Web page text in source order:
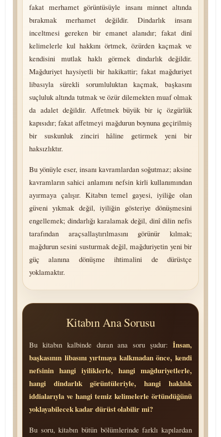
fakat merhamet görüntüsüyle insanı minnet altında
bırakmak merhamet değildir. Dindarlık insanı
inceltmesi gereken bir emanet alanıdır; fakat dinî
kelimelerle kul hakkını örtmek, özürden kaçmak ve
kendisini mutlak haklı görmek dindarlık değildir.
Mağduriyet haysiyetli bir hakikattir; fakat mağduriyet
libasıyla sürekli so­rum­lu­luk­tan kaçmak, başkasını
suçluluk altında tutmak ve özür dilemekten muaf olmak
da adalet değildir. Affetmek büyük bir iç özgürlük
kapısıdır; fakat affetmeyi mağdurun boynuna geçirilmiş
bir suskunluk zinciri hâline getirmek yeni bir
haksızlıktır.
Bu yönüyle eser, insanı kavramlardan soğutmaz; aksine
kavramların sahici anlamını nefsin kirli kullanımından
ayırmaya çalışır. Kitabın temel gayesi, iyiliğe olan
güveni yıkmak değil, iyiliğin gösteriye dönüşmesini
engellemek; dindarlığı karalamak değil, dinî dilin nefis
tarafından araç­sal­laş­tı­rıl­ma­sı­nı görünür kılmak;
mağdurun sesini susturmak değil, mağduriyetin yeni bir
güç alanına dönüşme ihtimalini de dürüstçe
yoklamaktır.
Kitabın Ana Sorusu
Bu kitabın kalbinde duran ana soru şudur: İnsan,
başkasının libasını yırtmaya kalkmadan önce, kendi
nefsinin hangi iyiliklerle, hangi mağduriyetlerle,
hangi dindarlık görüntüleriyle, hangi haklılık
iddialarıyla ve hangi temiz kelimelerle örtündüğünü
yoklayabilecek kadar dürüst olabilir mi?
Bu soru, kitabın bütün bölümlerinde farklı kapılardan